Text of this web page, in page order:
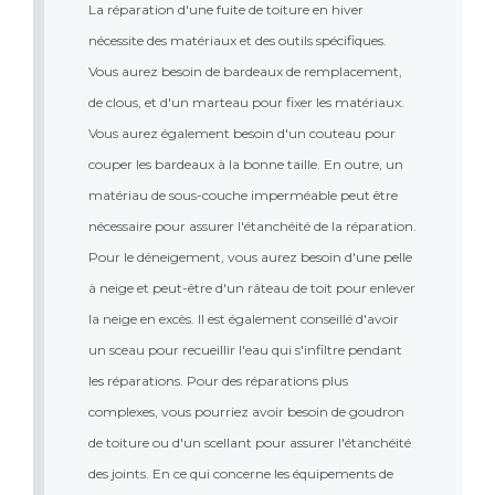
La réparation d'une fuite de toiture en hiver
nécessite des matériaux et des outils spécifiques.
Vous aurez besoin de bardeaux de remplacement,
de clous, et d'un marteau pour fixer les matériaux.
Vous aurez également besoin d'un couteau pour
couper les bardeaux à la bonne taille. En outre, un
matériau de sous-couche imperméable peut être
nécessaire pour assurer l'étanchéité de la réparation.
Pour le déneigement, vous aurez besoin d'une pelle
à neige et peut-être d'un râteau de toit pour enlever
la neige en excès. Il est également conseillé d'avoir
un sceau pour recueillir l'eau qui s'infiltre pendant
les réparations. Pour des réparations plus
complexes, vous pourriez avoir besoin de goudron
de toiture ou d'un scellant pour assurer l'étanchéité
des joints. En ce qui concerne les équipements de